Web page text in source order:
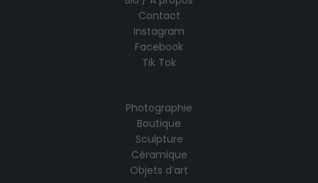
Contact
Instagram
Facebook
Tik Tok
Photographie
Boutique
Sculpture
Céramique
Objets d’art